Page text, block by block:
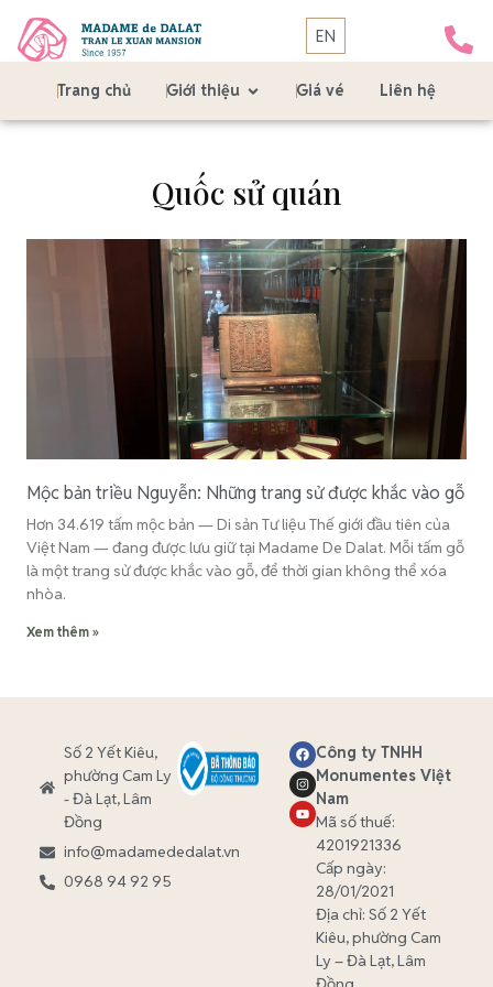
EN
Trang chủ Giới thiệu Giá vé Liên hệ
Quốc sử quán
Mộc bản triều Nguyễn: Những trang sử được khắc vào gỗ
Hơn 34.619 tấm mộc bản — Di sản Tư liệu Thế giới đầu tiên của
Việt Nam — đang được lưu giữ tại Madame De Dalat. Mỗi tấm gỗ
là một trang sử được khắc vào gỗ, để thời gian không thể xóa
nhòa.
Xem thêm »
Số 2 Yết Kiêu,
phường Cam Ly
- Đà Lạt, Lâm
Đồng
info@madamededalat.vn
0968 94 92 95
Công ty TNHH
Monumentes Việt
Nam
Mã số thuế:
4201921336
Cấp ngày:
28/01/2021
Địa chỉ: Số 2 Yết
Kiêu, phường Cam
Ly – Đà Lạt, Lâm